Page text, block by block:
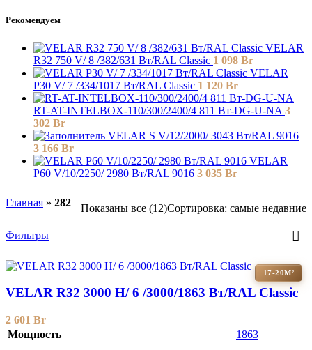
Рекомендуем
VELAR
R32 750 V/ 8 /382/631 Вт/RAL Classic 1 098 Br
VELAR
P30 V/ 7 /334/1017 Вт/RAL Classic 1 120 Br
RT-AT-INTELBOX-110/300/2400/4 811 Вт-DG-U-NA 3
302 Br
VELAR S V/12/2000/ 3043 Bт/RAL 9016
3 166 Br
VELAR
P60 V/10/2250/ 2980 Bт/RAL 9016 3 035 Br
Главная » 282 Показаны все (12)Сортировка: самые недавние
Фильтры
17-20М²
VELAR R32 3000 H/ 6 /3000/1863 Вт/RAL Classic
2 601 Br
Мощность
1863